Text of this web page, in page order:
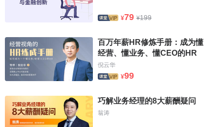
¥79 ¥199
百万年薪HR修炼手册：成为懂
经营、懂业务、懂CEO的HR
倪云华
¥99
巧解业务经理的8大薪酬疑问
翁涛